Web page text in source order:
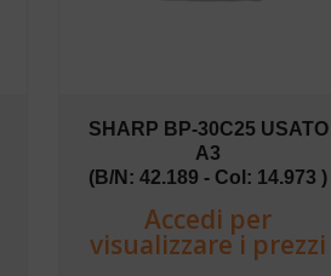
SHARP BP-30C25 USATO
A3
(B/N: 42.189 - Col: 14.973 )
Accedi per
visualizzare i prezzi